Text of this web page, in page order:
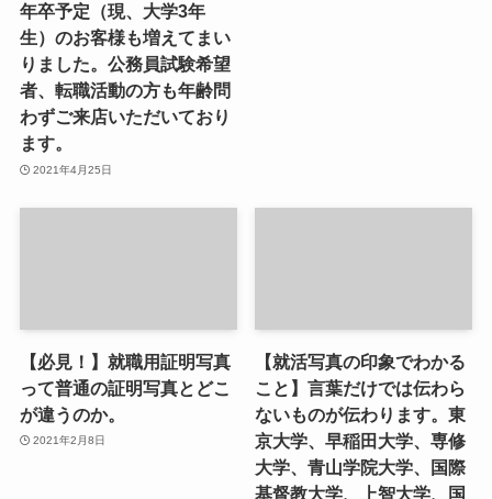
年卒予定（現、大学3年
生）のお客様も増えてまい
りました。公務員試験希望
者、転職活動の方も年齢問
わずご来店いただいており
ます。
2021年4月25日
【必見！】就職用証明写真
って普通の証明写真とどこ
が違うのか。
2021年2月8日
【就活写真の印象でわかる
こと】言葉だけでは伝わら
ないものが伝わります。東
京大学、早稲田大学、専修
大学、青山学院大学、国際
基督教大学、上智大学、国